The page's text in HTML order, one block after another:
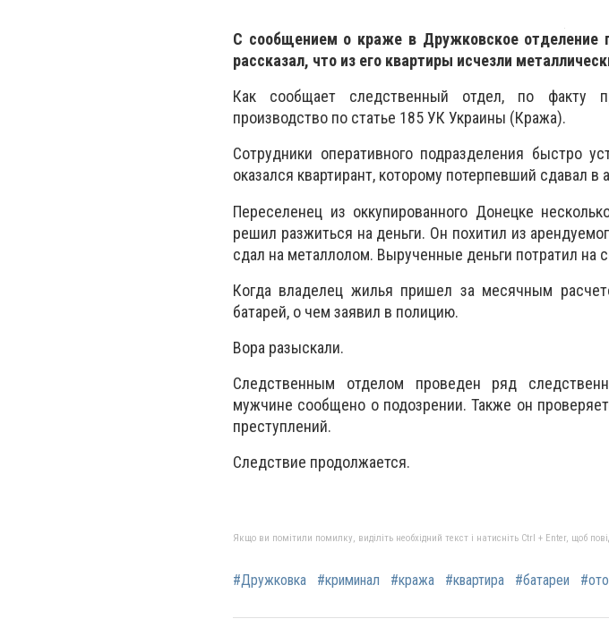
С сообщением о краже в Дружковское отделение
рассказал, что из его квартиры исчезли
Как сообщает следственный отдел, по факту
производство по статье 185 УК Украины (Кража).
Сотрудники оперативного подразделения быстро
оказался квартирант, которому потерпевший сдавал
Переселенец из оккупированного Донецке
решил разжиться на деньги. Он похитил из
сдал на металлолом. Вырученные деньги потратил на
Когда владелец жилья пришел за месячным
батарей, о чем заявил в полицию.
Вора разыскали.
Следственным отделом проведен ряд
мужчине сообщено о подозрении. Также он
преступлений.
Следствие продолжается.
Якщо ви помітили помилку, виділіть необхідний текст і натисніть Ctrl + Enter, щоб
#Дружковка #криминал #кража #квартира #батареи